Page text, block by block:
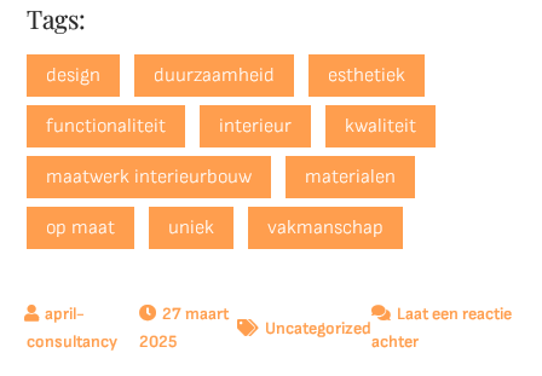
Tags:
design duurzaamheid esthetiek
functionaliteit interieur kwaliteit
maatwerk interieurbouw materialen
op maat uniek vakmanschap
27 maart
2025
Uncategorized
Laat een reactie
achterop